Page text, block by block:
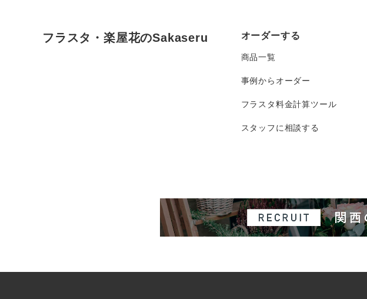
フラスタ・楽屋花のSakaseru オーダーする
商品一覧
事例からオーダー
フラスタ料金計算ツール
スタッフに相談する